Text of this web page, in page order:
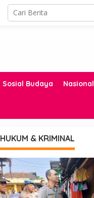
Sosial Budaya Nasional
HUKUM & KRIMINAL